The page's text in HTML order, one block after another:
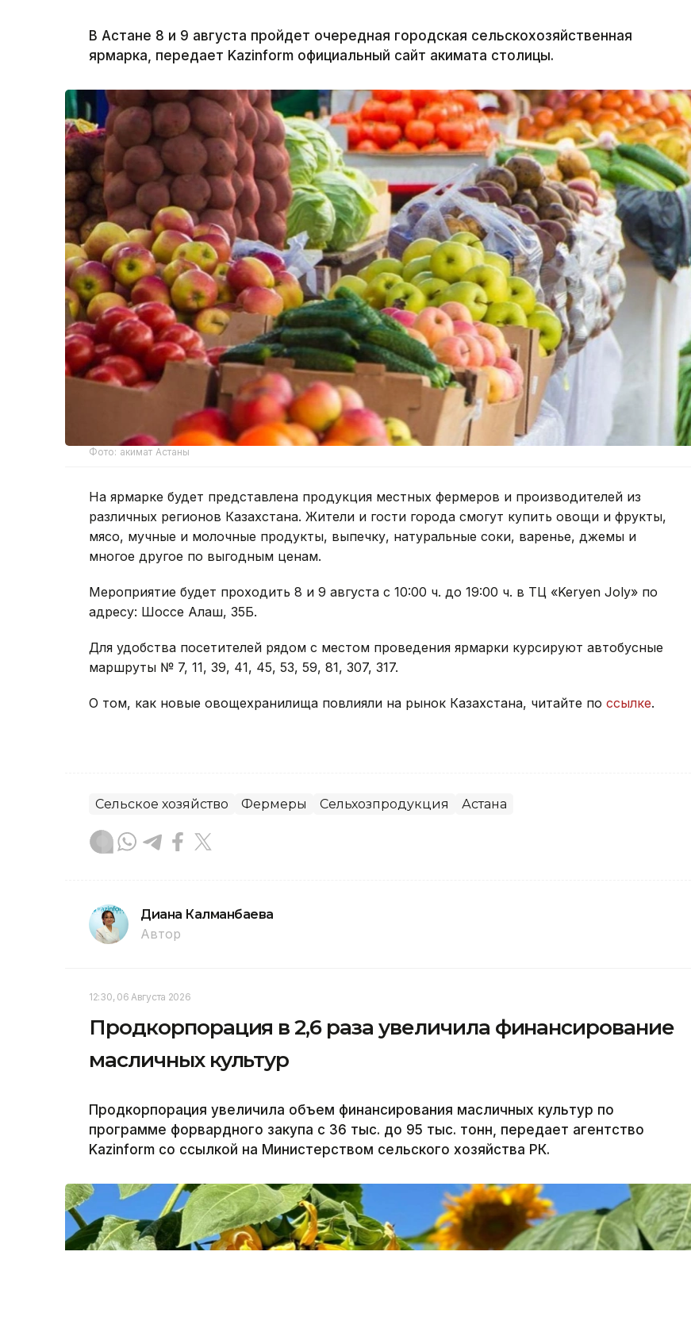
В Астане 8 и 9 августа пройдет очередная городская сельскохозяйственная
ярмарка, передает Kazinform официальный сайт акимата столицы.
Фото: акимат Астаны
На ярмарке будет представлена продукция местных фермеров и производителей из
различных регионов Казахстана. Жители и гости города смогут купить овощи и фрукты,
мясо, мучные и молочные продукты, выпечку, натуральные соки, варенье, джемы и
многое другое по выгодным ценам.
Мероприятие будет проходить 8 и 9 августа с 10:00 ч. до 19:00 ч. в ТЦ «Keryen Joly» по
адресу: Шоссе Алаш, 35Б.
Для удобства посетителей рядом с местом проведения ярмарки курсируют автобусные
маршруты № 7, 11, 39, 41, 45, 53, 59, 81, 307, 317.
О том, как новые овощехранилища повлияли на рынок Казахстана, читайте по ссылке.
Сельское хозяйство Фермеры Сельхозпродукция Астана
Диана Калманбаева
Автор
12:30, 06 Августа 2026
Продкорпорация в 2,6 раза увеличила финансирование
масличных культур
Продкорпорация увеличила объем финансирования масличных культур по
программе форвардного закупа с 36 тыс. до 95 тыс. тонн, передает агентство
Kazinform со ссылкой на Министерством сельского хозяйства РК.